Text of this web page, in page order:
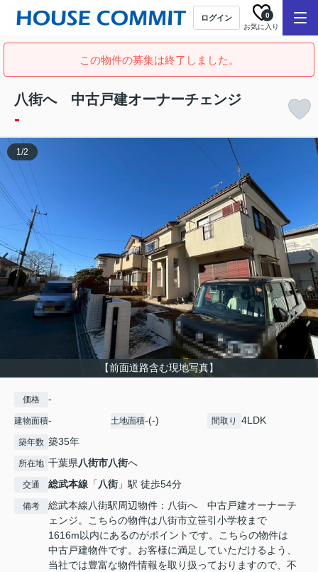
ログイン
お気に入り
0
この物件の募集は終了しました。
八街へ 中古戸建オーナーチェンジ
-
【前面道路含む現地写真】
1/2
価格 -
建物面積- 土地面積-(-) 間取り 4LDK
築年数 築35年
所在地 千葉県八街市八街へ
交通 総武本線 「八街」駅 徒歩54分
備考
総武本線八街駅周辺物件：八街へ 中古戸建オーナーチ
ェンジ。こちらの物件は八街市立笹引小学校まで
1616m以内にあるのがポイントです。こちらの物件は
中古戸建物件です。お客様に満足していただけるよう、
当社では豊富な物件情報を取り扱っておりますので、不